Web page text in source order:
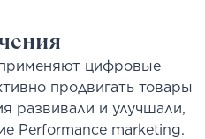
цифровые
продвигать товары
развивали и улучшали,
Performance marketing.